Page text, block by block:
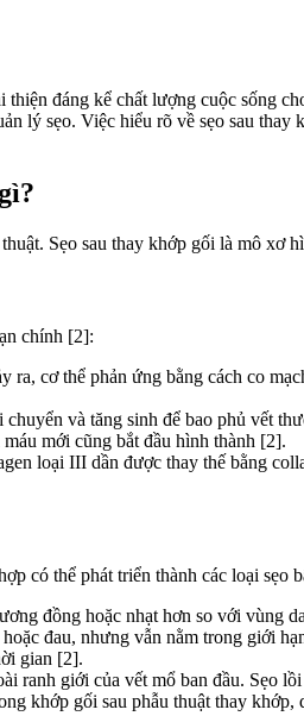
đáng kể chất lượng cuộc sống
lý sẹo. Việc hiểu rõ về sẹo sau
Sẹo sau thay khớp gối là mô
chính [2]:
ra, cơ thể phản ứng bằng cách co
chuyển và tăng sinh để bao phủ vết
mới cũng bắt đầu hình thành [2].
loại III dần được thay thế bằng
có thể phát triển thành các loại
đồng hoặc nhạt hơn so với vùng
đau, nhưng vẫn nằm trong giới
gian [2].
ranh giới của vết mổ ban đầu. Sẹo
khớp gối sau phẫu thuật thay